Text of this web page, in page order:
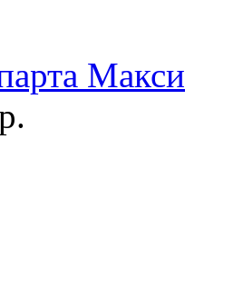
Макси